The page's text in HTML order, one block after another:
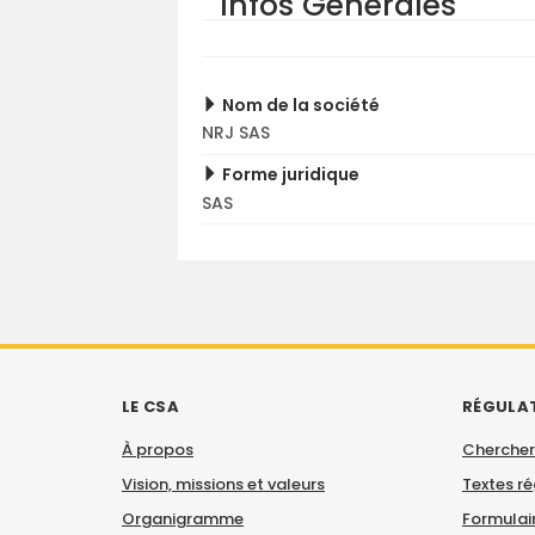
Nom de la société
NRJ SAS
Forme juridique
SAS
LE CSA
À propos
Vision, missions et valeurs
Organigramme
Textes